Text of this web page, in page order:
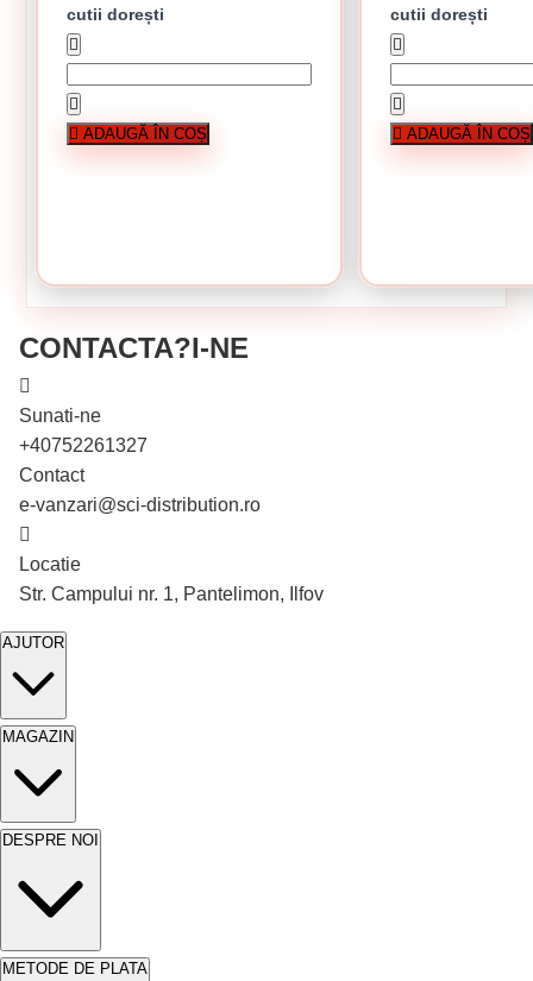
În stoc
Cutie de 500 bucati
În stoc
Cutie de 200
Cutie de 500 bucati
Surub cap hexagonal 5 x 50 mm
0.38 Lei / bucati
cutii dorești
ADAUGĂ ÎN COȘ
Surub cap hexagonal 5 x
0.47 Lei / bucati
cutii dorești
ADAUGĂ ÎN COȘ
CONTACTA?I-NE
Sunati-ne
+40752261327
Contact
e-vanzari@sci-distribution.ro
Locatie
Str. Campului nr. 1, Pantelimon, Ilfov
AJUTOR
MAGAZIN
DESPRE NOI
METODE DE PLATA